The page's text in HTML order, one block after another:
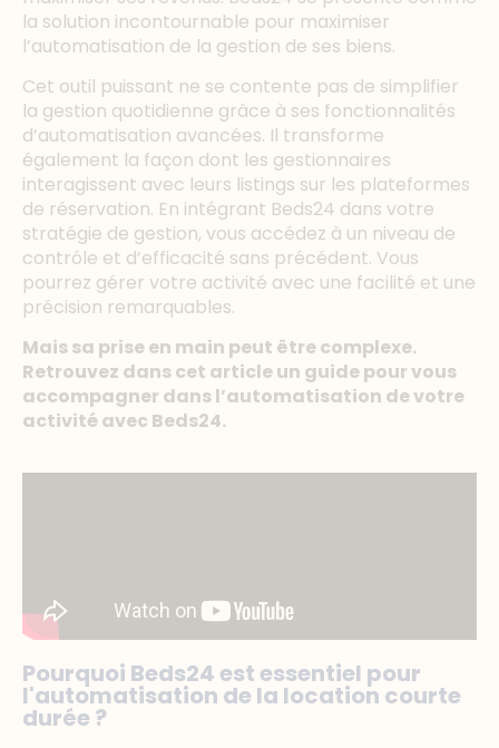
la solution incontournable pour maximiser
l’automatisation de la gestion de ses biens.
Cet outil puissant ne se contente pas de simplifier
la gestion quotidienne grâce à ses fonctionnalités
d’automatisation avancées. Il transforme
également la façon dont les gestionnaires
interagissent avec leurs listings sur les plateformes
de réservation. En intégrant Beds24 dans votre
stratégie de gestion, vous accédez à un niveau de
contrôle et d’efficacité sans précédent. Vous
pourrez gérer votre activité avec une facilité et une
précision remarquables.
Mais sa prise en main peut être complexe.
Retrouvez dans cet article un guide pour vous
accompagner dans l’automatisation de votre
activité avec Beds24.
Pourquoi Beds24 est essentiel pour
l'automatisation de la location courte
durée ?